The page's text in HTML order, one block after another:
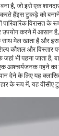
है, जो इसे एक
हैंइस टुकड़े को बनाने
विरासत के
उपयोग करने में आसान
मेल खाता है और
कौशल और
भी पहना जाता है,
आश्चर्यजनक गहने का
देने के लिए यह
के रूप में, यह